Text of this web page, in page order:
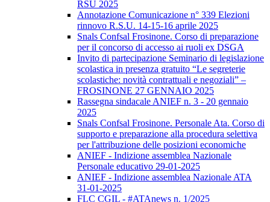
RSU 2025
Annotazione Comunicazione n° 339 Elezioni
rinnovo R.S.U. 14-15-16 aprile 2025
Snals Confsal Frosinone. Corso di preparazione
per il concorso di accesso ai ruoli ex DSGA
Invito di partecipazione Seminario di legislazione
scolastica in presenza gratuito “Le segreterie
scolastiche: novità contrattuali e negoziali” –
FROSINONE 27 GENNAIO 2025
Rassegna sindacale ANIEF n. 3 - 20 gennaio
2025
Snals Confsal Frosinone. Personale Ata. Corso di
supporto e preparazione alla procedura selettiva
per l'attribuzione delle posizioni economiche
ANIEF - Indizione assemblea Nazionale
Personale educativo 29-01-2025
ANIEF - Indizione assemblea Nazionale ATA
31-01-2025
FLC CGIL - #ATAnews n. 1/2025